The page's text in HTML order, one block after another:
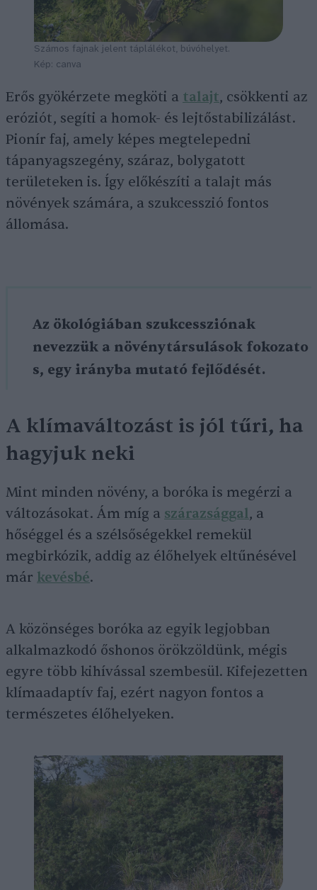
Számos fajnak jelent táplálékot, búvóhelyet.
Kép: canva
Erős gyökérzete megköti a talajt, csökkenti az
eróziót, segíti a homok- és lejtőstabilizálást.
Pionír faj, amely képes megtelepedni
tápanyagszegény, száraz, bolygatott
területeken is. Így előkészíti a talajt más
növények számára, a szukcesszió fontos
állomása.
Az ökológiában szukcessziónak
nevezzük a növénytársulások fokozato
s, egy irányba mutató fejlődését.
A klímaváltozást is jól tűri, ha
hagyjuk neki
Mint minden növény, a boróka is megérzi a
változásokat. Ám míg a szárazsággal, a
hőséggel és a szélsőségekkel remekül
megbirkózik, addig az élőhelyek eltűnésével
már kevésbé.
A közönséges boróka az egyik legjobban
alkalmazkodó őshonos örökzöldünk, mégis
egyre több kihívással szembesül. Kifejezetten
klímaadaptív faj, ezért nagyon fontos a
természetes élőhelyeken.